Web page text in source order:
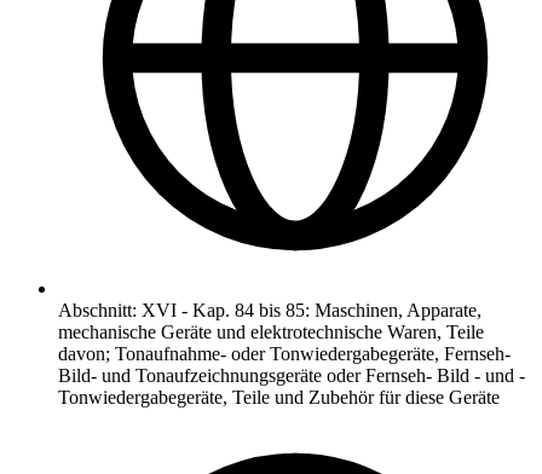
Abschnitt: XVI - Kap. 84 bis 85: Maschinen, Apparate,
mechanische Geräte und elektrotechnische Waren, Teile
davon; Tonaufnahme- oder Tonwiedergabegeräte, Fernseh-
Bild- und Tonaufzeichnungsgeräte oder Fernseh- Bild - und -
Tonwiedergabegeräte, Teile und Zubehör für diese Geräte